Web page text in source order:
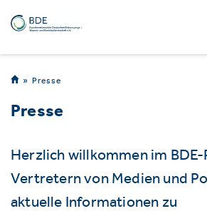
Presse
Presse
Herzlich willkommen im
Vertretern von Medien und
aktuelle Informationen zu